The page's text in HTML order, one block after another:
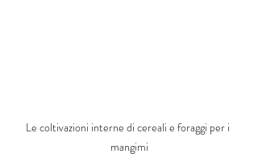
Le coltivazioni interne di cereali e foraggi per i
mangimi